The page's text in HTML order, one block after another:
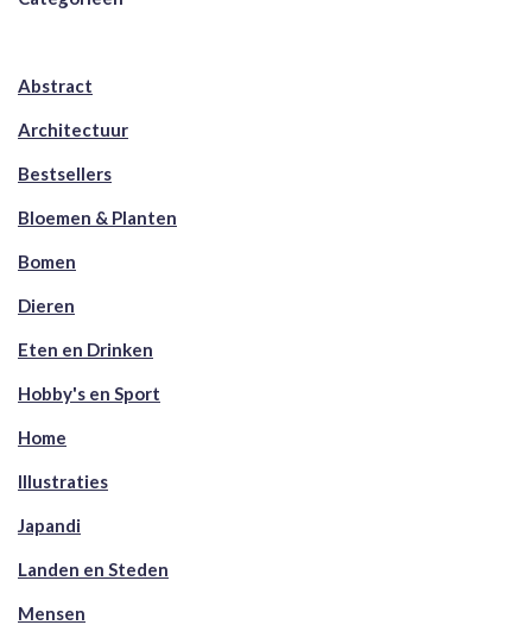
Abstract
Architectuur
Bestsellers
Bloemen & Planten
Bomen
Dieren
Eten en Drinken
Hobby's en Sport
Home
Illustraties
Japandi
Landen en Steden
Mensen